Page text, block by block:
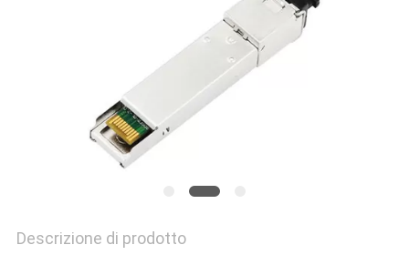
Descrizione di prodotto